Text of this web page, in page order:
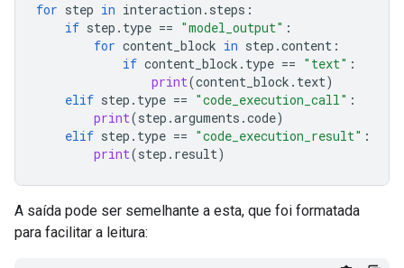
for step in interaction . steps :
if step . type == "model_output" :
for content_block in step .content :
if content_block . type == "text" :
print(content_block . text)
elif step . type == "code_execution_call" :
print(step .arguments .code)
elif step . type == "code_execution_result" :
print(step . result)
A saída pode ser semelhante a esta, que foi formatada
para facilitar a leitura: